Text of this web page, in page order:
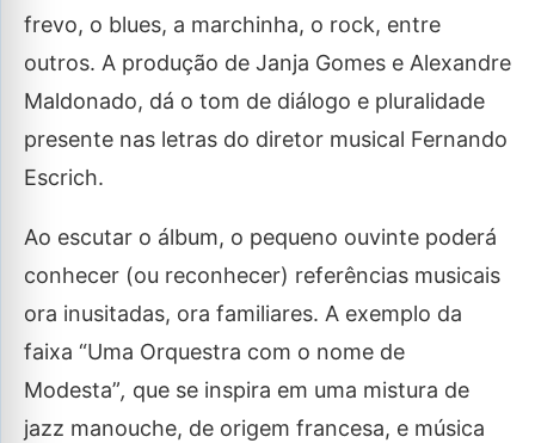
frevo, o blues, a marchinha, o rock, entre
outros. A produção de Janja Gomes e Alexandre
Maldonado, dá o tom de diálogo e pluralidade
presente nas letras do diretor musical Fernando
Escrich.
Ao escutar o álbum, o pequeno ouvinte poderá
conhecer (ou reconhecer) referências musicais
ora inusitadas, ora familiares. A exemplo da
faixa “Uma Orquestra com o nome de
Modesta”, que se inspira em uma mistura de
jazz manouche, de origem francesa, e música